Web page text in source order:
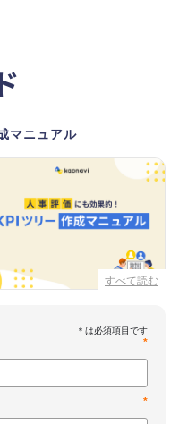
マニュアル
すべて読む
*
*